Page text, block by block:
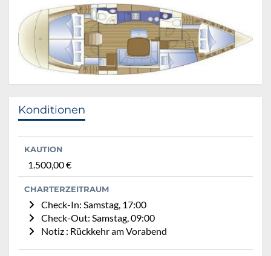
Konditionen
KAUTION
1.500,00 €
CHARTERZEITRAUM
Check-In: Samstag, 17:00
Check-Out: Samstag, 09:00
Notiz : Rückkehr am Vorabend